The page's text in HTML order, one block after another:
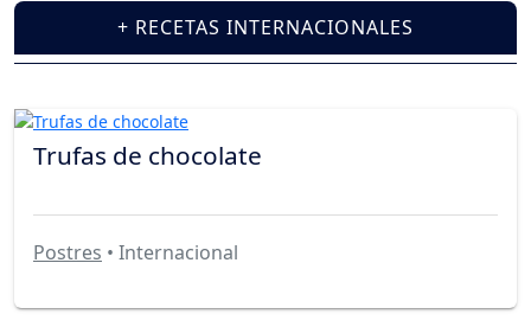
+ RECETAS INTERNACIONALES
Trufas de chocolate
Postres • Internacional